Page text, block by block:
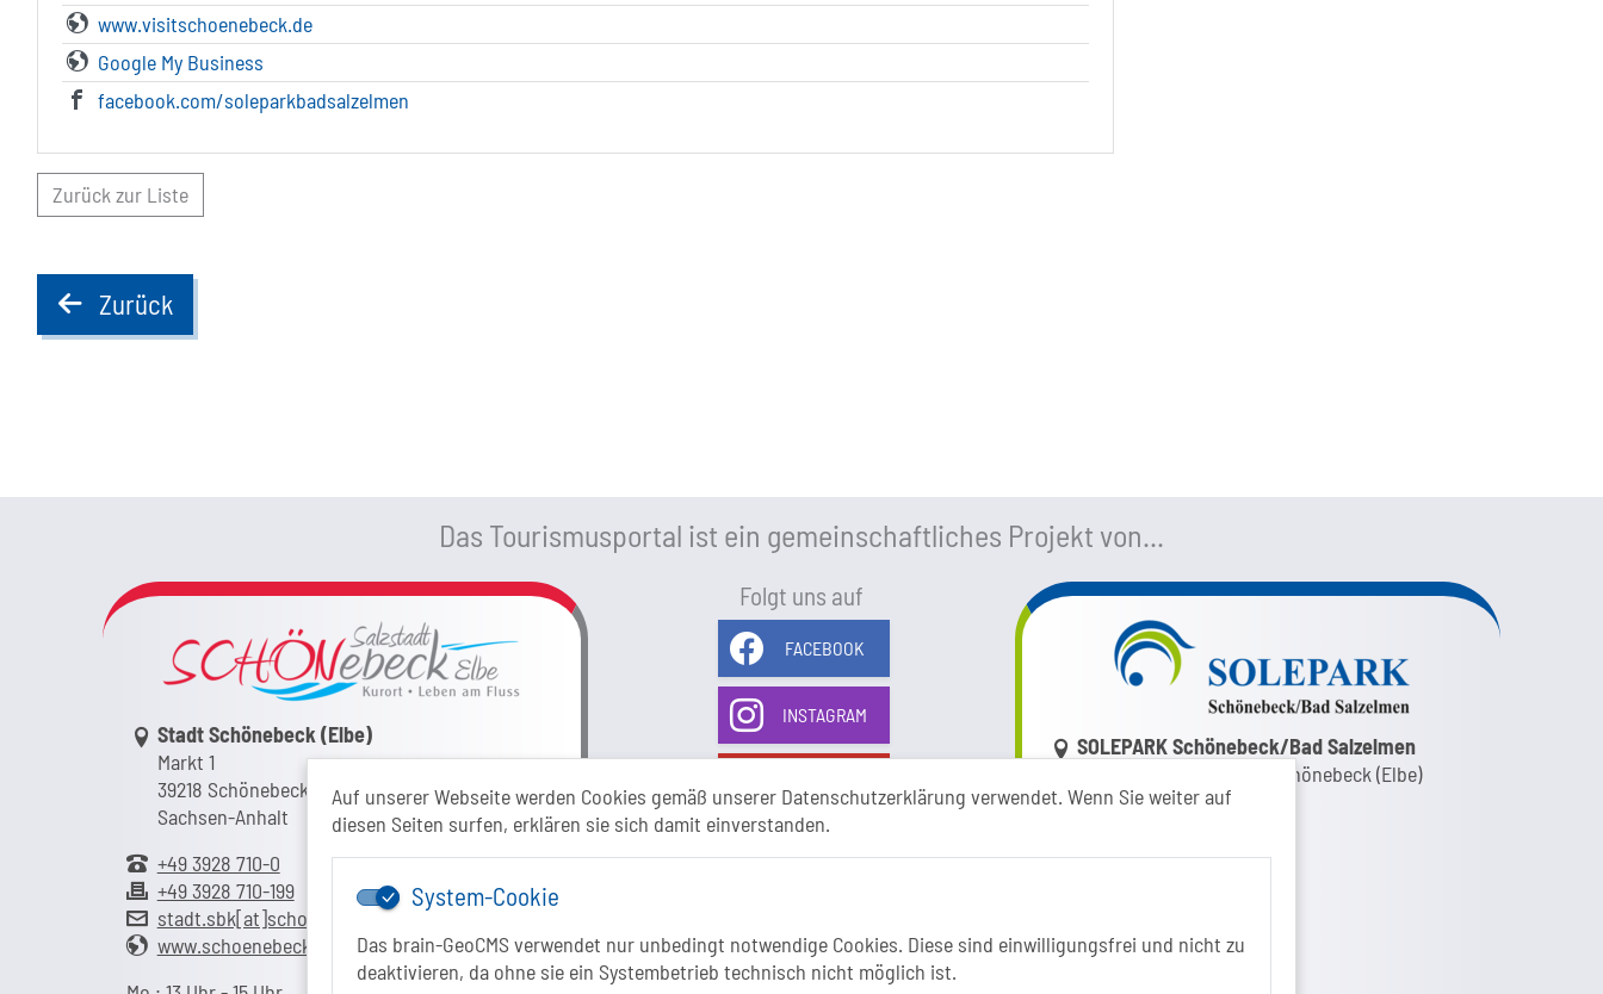
Auf unserer Webseite werden Cookies gemäß unserer Datenschutzerklärung verwendet. Wenn Sie weiter auf
diesen Seiten surfen, erklären sie sich damit einverstanden.
System-Cookie
Das brain-GeoCMS verwendet nur unbedingt notwendige Cookies. Diese sind einwilligungsfrei und nicht zu
deaktivieren, da ohne sie ein Systembetrieb technisch nicht möglich ist.
www.visitschoenebeck.de
Google My Business
facebook.com/soleparkbadsalzelmen
Zurück zur Liste
backZurück
Das Tourismusportal ist ein gemeinschaftliches Projekt von...
Link zur Google-Maps Navigation
Stadt Schönebeck (Elbe)
Markt 1
39218 Schönebeck (Elbe)
Sachsen-Anhalt
+49 3928 710-0
+49 3928 710-199
stadt.sbk[at]schoenebeck-elbe.de
www.schoenebeck.de
Folgt uns auf
FACEBOOK
INSTAGRAM
Link zur Google-Maps Navigation
SOLEPARK Schönebeck/Bad Salzelmen
Eigenbetrieb der Stadt Schönebeck (Elbe)
Badepark 1
www.visitschoenebeck.de